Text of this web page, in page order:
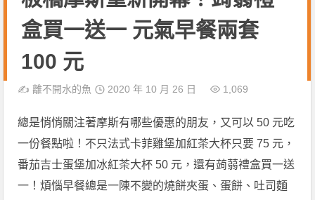
盒買一送一 元氣早餐兩套
100 元
✍️離不開水的魚 2020 年 10 月 26 日 1,069
總是悄悄關注著摩斯有哪些優惠的朋友，又可以 50 元吃
一份餐點啦！不只法式卡菲雞堡加紅茶大杯只要 75 元，
番茄吉士蛋堡加冰紅茶大杯 50 元，還有蒟蒻禮盒買一送
一！煩惱早餐總是一陳不變的燒餅夾蛋、蛋餅、吐司麵